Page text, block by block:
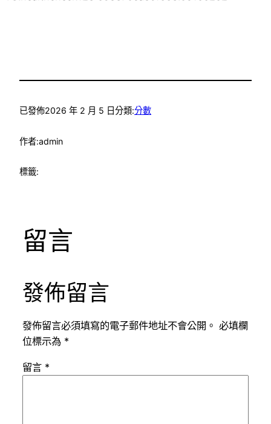
已發佈2026 年 2 月 5 日分類:分數
作者:admin
標籤:
留言
發佈留言
發佈留言必須填寫的電子郵件地址不會公開。 必填欄
位標示為 *
留言 *